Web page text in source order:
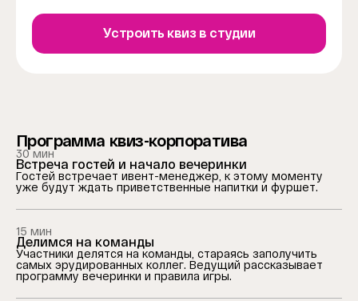
Устроить квиз в студии
Программа квиз-корпоратива
30 мин
Встреча гостей и начало вечеринки
Гостей встречает ивент-менеджер, к этому моменту
уже будут ждать приветственные напитки и фуршет.
15 мин
Делимся на команды
Участники делятся на команды, стараясь заполучить
самых эрудированных коллег. Ведущий рассказывает
программу вечеринки и правила игры.